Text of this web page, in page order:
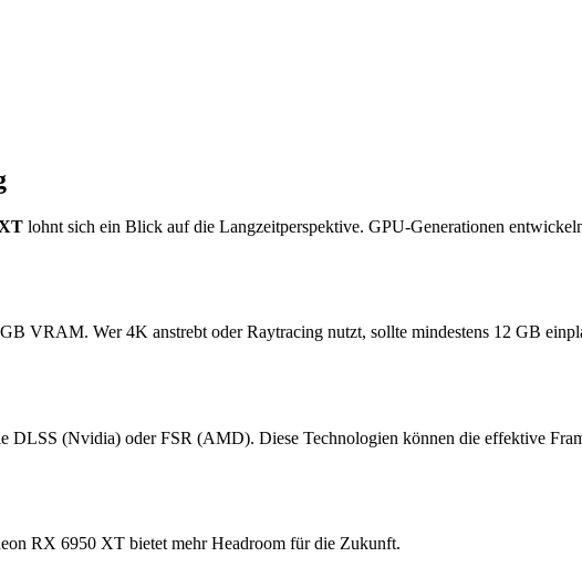
lohnt sich ein Blick auf die Langzeitperspektive. GPU-Generationen
VRAM. Wer 4K anstrebt oder Raytracing nutzt, sollte mindestens 12 GB
(Nvidia) oder FSR (AMD). Diese Technologien können die effektive
RX 6950 XT bietet mehr Headroom für die Zukunft.